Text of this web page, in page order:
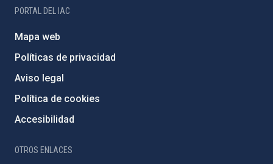
PORTAL DEL IAC
Mapa web
Políticas de privacidad
Aviso legal
Política de cookies
Accesibilidad
OTROS ENLACES